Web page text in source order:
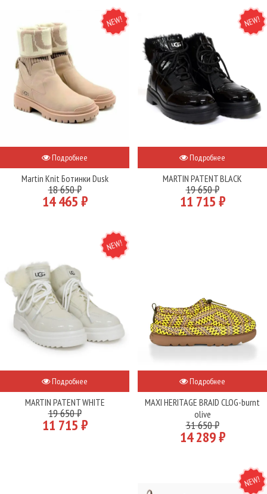
NEW
Подробнее
Martin Knit Ботинки Dusk
18 650 ₽
14 465 ₽
NEW
Подробнее
MARTIN PATENT BLACK
19 650 ₽
11 715 ₽
NEW
Подробнее
MARTIN PATENT WHITE
19 650 ₽
11 715 ₽
Подробнее
MAXI HERITAGE BRAID CLOG-burnt
olive
31 650 ₽
14 289 ₽
NEW